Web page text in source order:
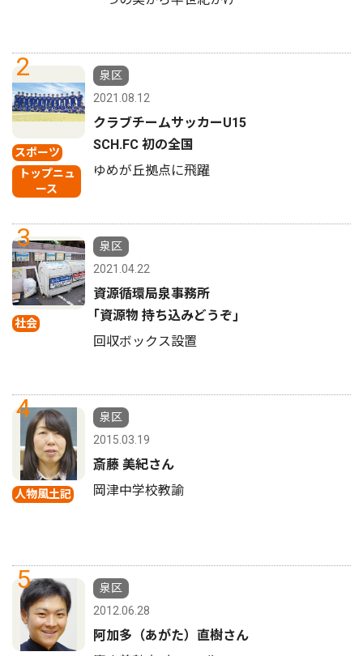
2
スポーツ
トップニュ
ース
泉区
2021.08.12
クラブチームサッカーU15
SCH.FC 初の全国
ゆめが丘拠点に飛躍
3
社会
泉区
2021.04.22
資源循環局泉事務所
｢資源物 持ち込みどうぞ｣
回収ボックス設置
4
人物風土記
泉区
2015.03.19
斎藤 美紀さん
岡津中学校教諭
5
泉区
2012.06.28
阿加多（あがた）直樹さん